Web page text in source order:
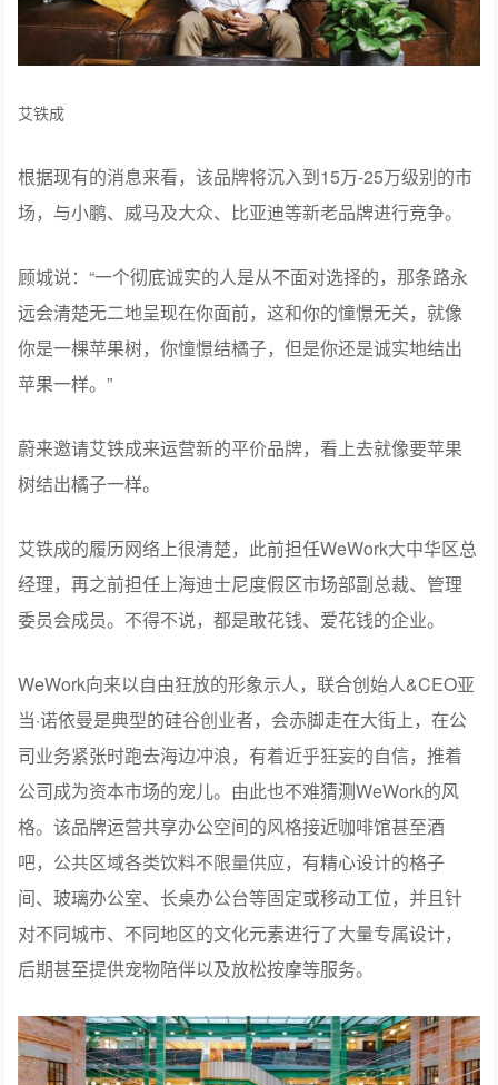
艾铁成
根据现有的消息来看，该品牌将沉入到15万-25万级别的市
场，与小鹏、威马及大众、比亚迪等新老品牌进行竞争。
顾城说：“一个彻底诚实的人是从不面对选择的，那条路永
远会清楚无二地呈现在你面前，这和你的憧憬无关，就像
你是一棵苹果树，你憧憬结橘子，但是你还是诚实地结出
苹果一样。”
蔚来邀请艾铁成来运营新的平价品牌，看上去就像要苹果
树结出橘子一样。
艾铁成的履历网络上很清楚，此前担任WeWork大中华区总
经理，再之前担任上海迪士尼度假区市场部副总裁、管理
委员会成员。不得不说，都是敢花钱、爱花钱的企业。
WeWork向来以自由狂放的形象示人，联合创始人&CEO亚
当·诺依曼是典型的硅谷创业者，会赤脚走在大街上，在公
司业务紧张时跑去海边冲浪，有着近乎狂妄的自信，推着
公司成为资本市场的宠儿。由此也不难猜测WeWork的风
格。该品牌运营共享办公空间的风格接近咖啡馆甚至酒
吧，公共区域各类饮料不限量供应，有精心设计的格子
间、玻璃办公室、长桌办公台等固定或移动工位，并且针
对不同城市、不同地区的文化元素进行了大量专属设计，
后期甚至提供宠物陪伴以及放松按摩等服务。